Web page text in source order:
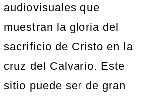
audiovisuales que
muestran la gloria del
sacrificio de Cristo en la
cruz del Calvario. Este
sitio puede ser de gran